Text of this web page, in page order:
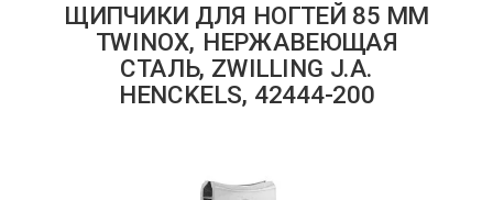
ЩИПЧИКИ ДЛЯ НОГТЕЙ 85 ММ
TWINOX, НЕРЖАВЕЮЩАЯ
СТАЛЬ, ZWILLING J.A.
HENCKELS, 42444-200